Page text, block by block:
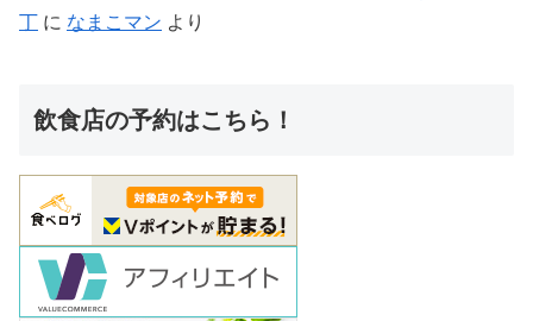
丁 に なまこマン より
飲食店の予約はこちら！